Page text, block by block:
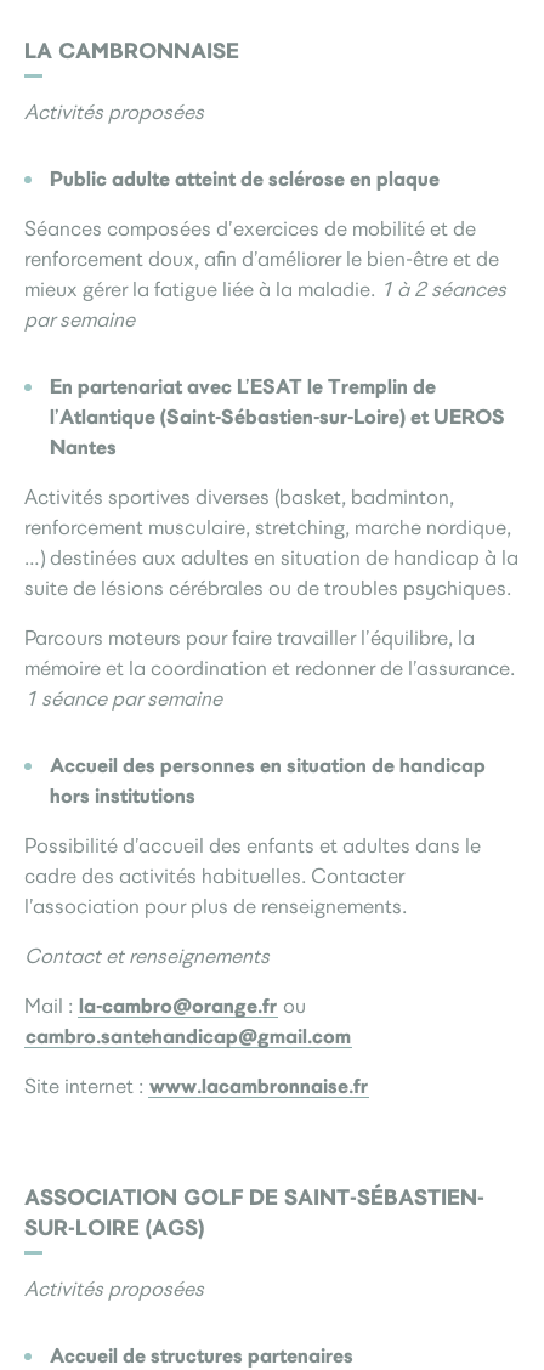
Je participe
LA CAMBRONNAISE
Activités proposées
Public adulte atteint de sclérose en plaque
Séances composées d’exercices de mobilité et de
renforcement doux, afin d’améliorer le bien-être et de
mieux gérer la fatigue liée à la maladie. 1 à 2 séances
par semaine
En partenariat avec L’ESAT le Tremplin de
l’Atlantique (Saint-Sébastien-sur-Loire) et UEROS
Nantes
Activités sportives diverses (basket, badminton,
renforcement musculaire, stretching, marche nordique,
…) destinées aux adultes en situation de handicap à la
suite de lésions cérébrales ou de troubles psychiques.
Parcours moteurs pour faire travailler l’équilibre, la
mémoire et la coordination et redonner de l’assurance.
1 séance par semaine
Accueil des personnes en situation de handicap
hors institutions
Possibilité d’accueil des enfants et adultes dans le
cadre des activités habituelles. Contacter
l’association pour plus de renseignements.
Contact et renseignements
Mail : la-cambro@orange.fr ou
cambro.santehandicap@gmail.com
Site internet : www.lacambronnaise.fr
ASSOCIATION GOLF DE SAINT-SÉBASTIEN-
SUR-LOIRE (AGS)
Activités proposées
Accueil de structures partenaires